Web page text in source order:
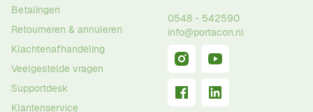
Betalingen
Retourneren & annuleren
Klachtenafhandeling
Veelgestelde vragen
Supportdesk
Klantenservice
0548 - 542590
info@portacon.nl